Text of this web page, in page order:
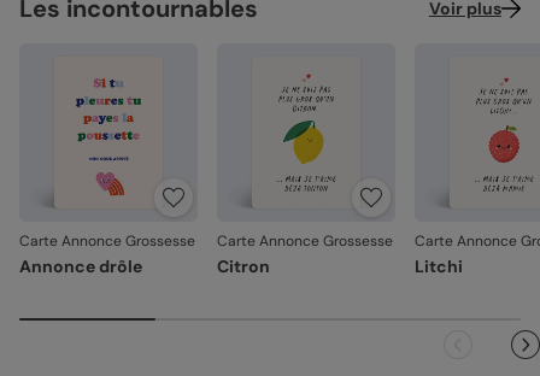
Les incontournables Voir plus
Carte Annonce Grossesse
Annonce drôle
Carte Annonce Grossesse
Citron
Carte Annonce
Litchi